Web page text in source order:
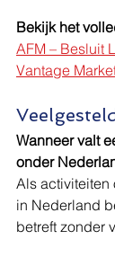
Bekijk het
AFM – Besluit
Vantage
Wanneer valt
onder
Als activiteiten
in Nederland
betreft zonder